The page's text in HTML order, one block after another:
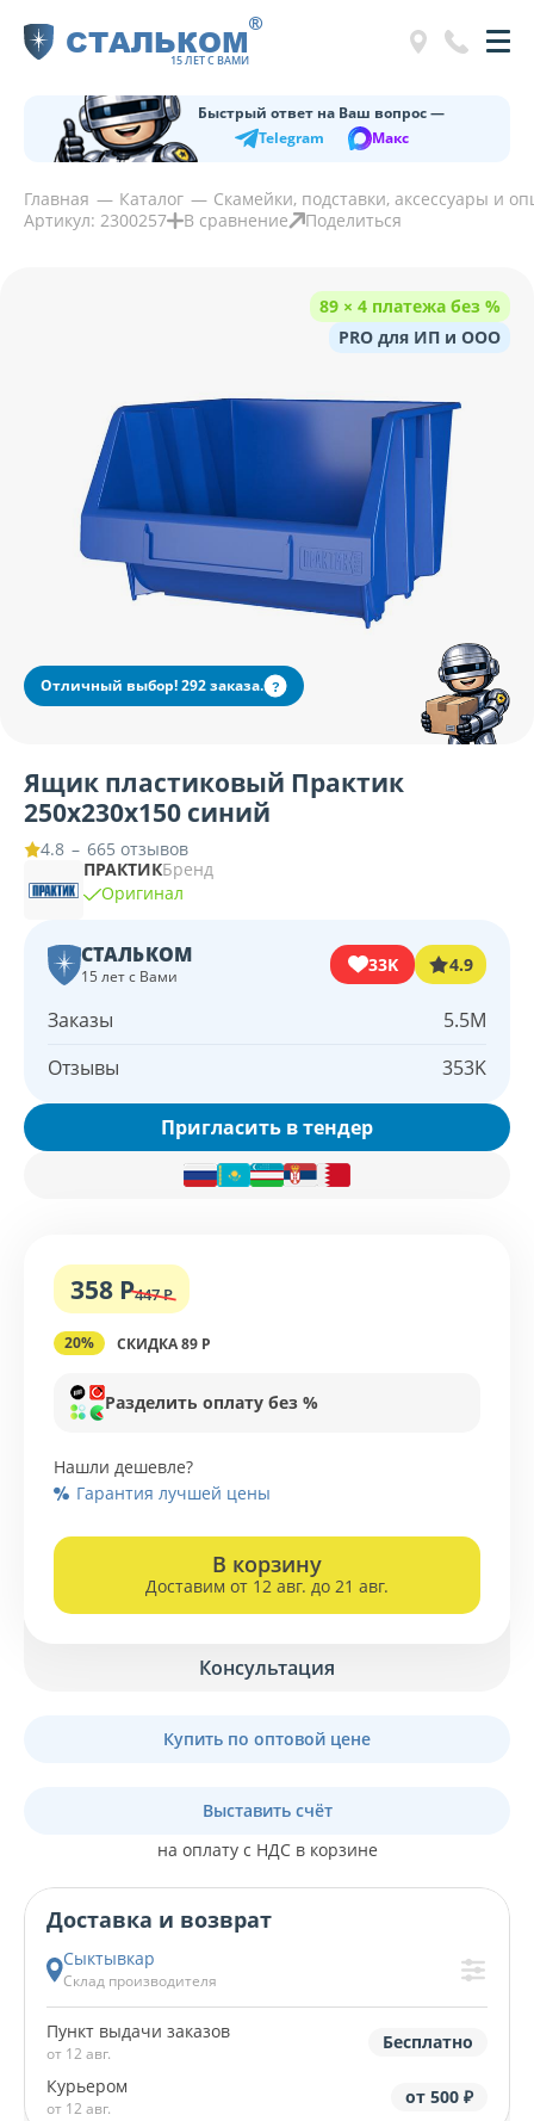
СТАЛЬКОМ
15 ЛЕТ С ВАМИ
®
Быстрый ответ на Ваш вопрос —
Telegram
Макс
Главная Каталог
Скамейки, подставки, аксессуары и
Артикул: 2300257
В сравнение Поделиться
89 × 4 платежа без %
PRO для ИП и ООО
Отличный выбор! 292 заказа. ?
Ящик пластиковый Практик
250х230х150 синий
4.8 – 665 отзывов
ПРАКТИКБренд
Оригинал
СТАЛЬКОМ
15 лет с Вами
33K 4.9
Заказы
5.5M
Отзывы
353K
Пригласить в тендер
358 Р447 Р
20% СКИДКА 89 Р
Разделить оплату без %
Нашли дешевле?
Гарантия лучшей цены
В корзину
Доставим от 12 авг. до 21 авг.
Консультация
Купить по оптовой цене
Выставить счёт
на оплату с НДС в корзине
Доставка и возврат
Сыктывкар
Склад производителя
Пункт выдачи заказов
от 12 авг.
Бесплатно
Курьером
от 12 авг.
от 500 ₽